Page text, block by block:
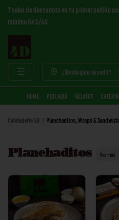
7 soles de descuento en tu primer pedido
mínima de S/60
¿Dónde quieres pedir?
HOME PIDE AQUÍ GELATOS
Cafeladeria 4D Planchaditos, Wraps &
Planchaditos Ver más